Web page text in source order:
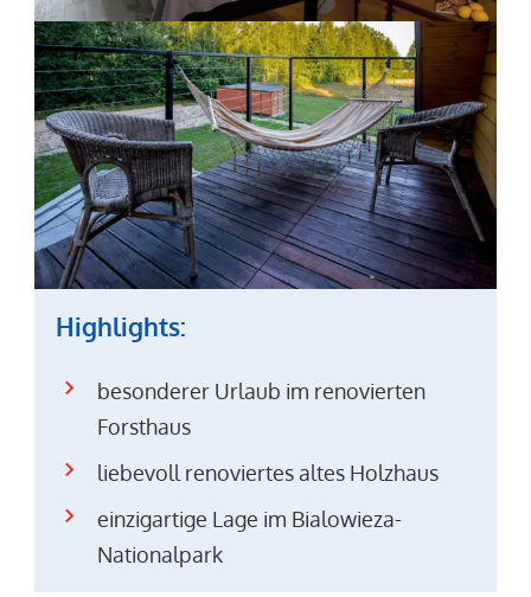
Highlights:
besonderer Urlaub im renovierten
Forsthaus
liebevoll renoviertes altes Holzhaus
einzigartige Lage im Bialowieza-
Nationalpark